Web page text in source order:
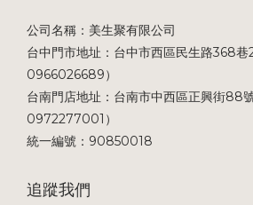
公司名稱：美生聚有限公司
台中門市地址：台中市西區民生路368巷
0966026689）
台南門店地址：台南市中西區正興街88
0972277001）
統一編號：90850018
追蹤我們